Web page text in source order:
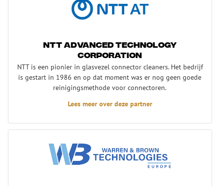
NTT Advanced Technology
Corporation
NTT is een pionier in glasvezel connector cleaners. Het bedrijf
is gestart in 1986 en op dat moment was er nog geen goede
reinigingsmethode voor connectoren.
Lees meer over deze partner